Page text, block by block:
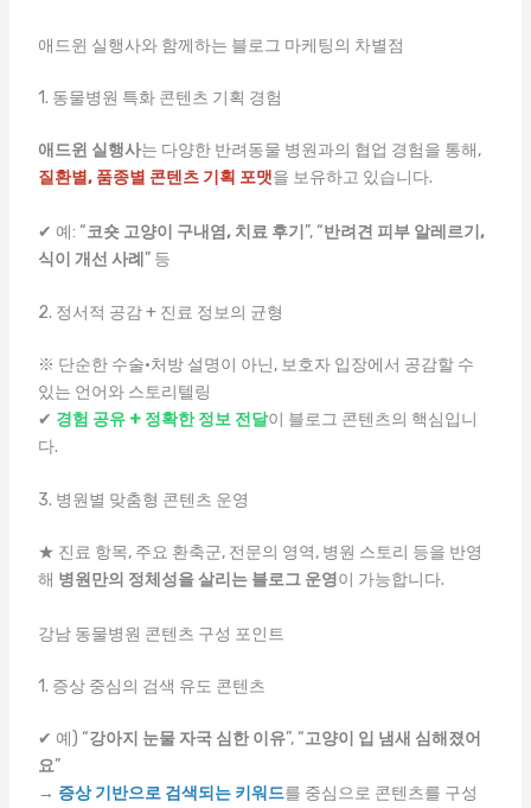
애드윈 실행사와 함께하는 블로그 마케팅의 차별점
1. 동물병원 특화 콘텐츠 기획 경험
애드윈 실행사는 다양한 반려동물 병원과의 협업 경험을 통해,
질환별, 품종별 콘텐츠 기획 포맷을 보유하고 있습니다.
✔ 예: “코숏 고양이 구내염, 치료 후기 ”, “반려견 피부 알레르기,
식이 개선 사례 ” 등
2. 정서적 공감 + 진료 정보의 균형
※ 단순한 수술·처방 설명이 아닌, 보호자 입장에서 공감할 수
있는 언어와 스토리텔링
✔ 경험 공유 + 정확한 정보 전달이 블로그 콘텐츠의 핵심입니
다.
3. 병원별 맞춤형 콘텐츠 운영
★ 진료 항목, 주요 환축군, 전문의 영역, 병원 스토리 등을 반영
해 병원만의 정체성을 살리는 블로그 운영이 가능합니다.
강남 동물병원 콘텐츠 구성 포인트
1. 증상 중심의 검색 유도 콘텐츠
✔ 예) “강아지 눈물 자국 심한 이유”, “고양이 입 냄새 심해졌어
요”
→ 증상 기반으로 검색되는 키워드를 중심으로 콘텐츠를 구성